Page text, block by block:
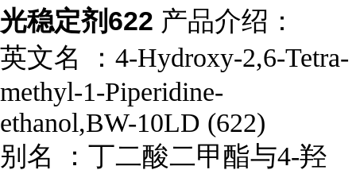
光稳定剂622 产品介绍：
英文名 ： 4-Hydroxy-2,6-Tetra-
methyl-1-Piperidine-
ethanol,BW-10LD (622)
别名 ： 丁二酸二甲酯与4-羟